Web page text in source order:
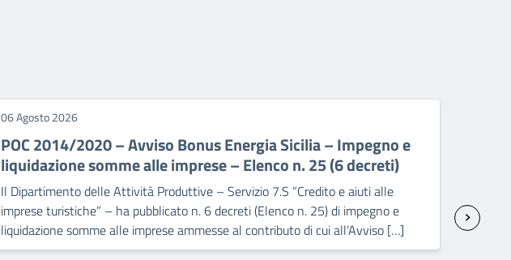
06 Agosto 2026
POC 2014/2020 – Avviso Bonus Energia Sicilia – Impegno e
liquidazione somme alle imprese – Elenco n. 25 (6 decreti)
Il Dipartimento delle Attività Produttive – Servizio 7.S “Credito e aiuti alle
imprese turistiche” – ha pubblicato n. 6 decreti (Elenco n. 25) di impegno e
liquidazione somme alle imprese ammesse al contributo di cui all’Avviso […]